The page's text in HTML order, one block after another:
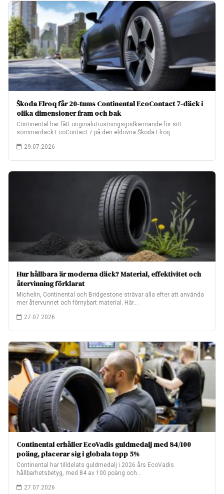
Škoda Elroq får 20-tums Continental EcoContact 7-däck i
olika dimensioner fram och bak
Continental har fått originalutrustningsgodkännande för sitt
sommardäck EcoContact 7 på den eldrivna Škoda Elroq.
29.07.2026
Hur hållbara är moderna däck? Material, effektivitet och
återvinning förklarat
Michelin, Continental och Bridgestone strävar alla efter att använda
mer återvunnet och förnybart material. Här…
27.07.2026
Continental erhåller EcoVadis guldmedalj med 84/100
poäng, placerar sig i globala topp 5%
Continental har tilldelats guldmedalj i 2026 års EcoVadis
hållbarhetsbetyg, med 84 av 100 poäng och…
27.07.2026